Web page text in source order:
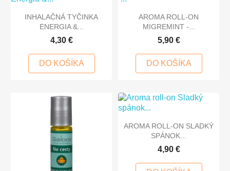
INHALAČNÁ TYČINKA
ENERGIA &...
4,30 €
DO KOŠÍKA
AROMA ROLL-ON
MIGREMINT -...
5,90 €
DO KOŠÍKA
AROMA ROLL-ON SLADKÝ
SPÁNOK...
4,90 €